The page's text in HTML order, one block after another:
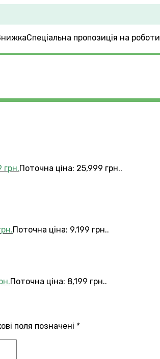
Спеціальна пропозиція на роботи
грн.Поточна ціна: 25,999 грн..
Поточна ціна: 9,199 грн..
Поточна ціна: 8,199 грн..
поля позначені *